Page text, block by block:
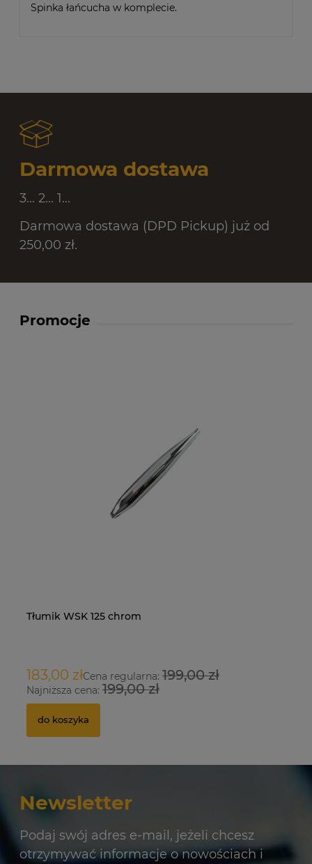
Spinka łańcucha w komplecie.
Darmowa dostawa
3... 2... 1...
Darmowa dostawa (DPD Pickup) już od
250,00 zł.
Promocje
Tłumik WSK 125 chrom
183,00 złCena regularna: 199,00 zł
Najniższa cena: 199,00 zł
do koszyka
Newsletter
Podaj swój adres e-mail, jeżeli chcesz
otrzymywać informacje o nowościach i